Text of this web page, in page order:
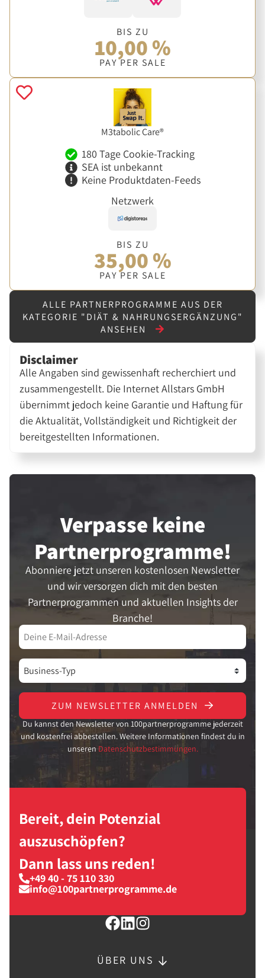
BIS ZU
10,00 %
PAY PER SALE
M3tabolic Care®
180 Tage Cookie-Tracking
SEA ist unbekannt
Keine Produktdaten-Feeds
Netzwerk
BIS ZU
35,00 %
PAY PER SALE
ALLE PARTNERPROGRAMME AUS DER
KATEGORIE "DIÄT & NAHRUNGSERGÄNZUNG"
ANSEHEN
Disclaimer
Alle Angaben sind gewissenhaft recherchiert und
zusammengestellt. Die Internet Allstars GmbH
übernimmt jedoch keine Garantie und Haftung für
die Aktualität, Vollständigkeit und Richtigkeit der
bereitgestellten Informationen.
Verpasse keine
Partner­programme!
Abonniere jetzt unseren kostenlosen Newsletter
und wir versorgen dich mit den besten
Partnerprogrammen und aktuellen Insights der
Branche!
ZUM NEWSLETTER ANMELDEN
Du kannst den Newsletter von 100partnerprogramme jederzeit
und kostenfrei abbestellen. Weitere Informationen findest du in
unseren Datenschutzbestimmungen.
Bereit, dein Potenzial
auszuschöpfen?
Dann lass uns reden!
+49 40 - 75 110 330
info@100partnerprogramme.de
ÜBER UNS